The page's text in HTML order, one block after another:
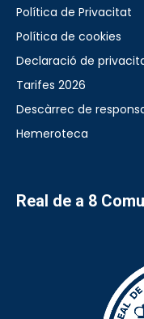
Política de Privacitat
Política de cookies
Declaració de
Tarifes 2026
Descàrrec de
Hemeroteca
Real de a 8